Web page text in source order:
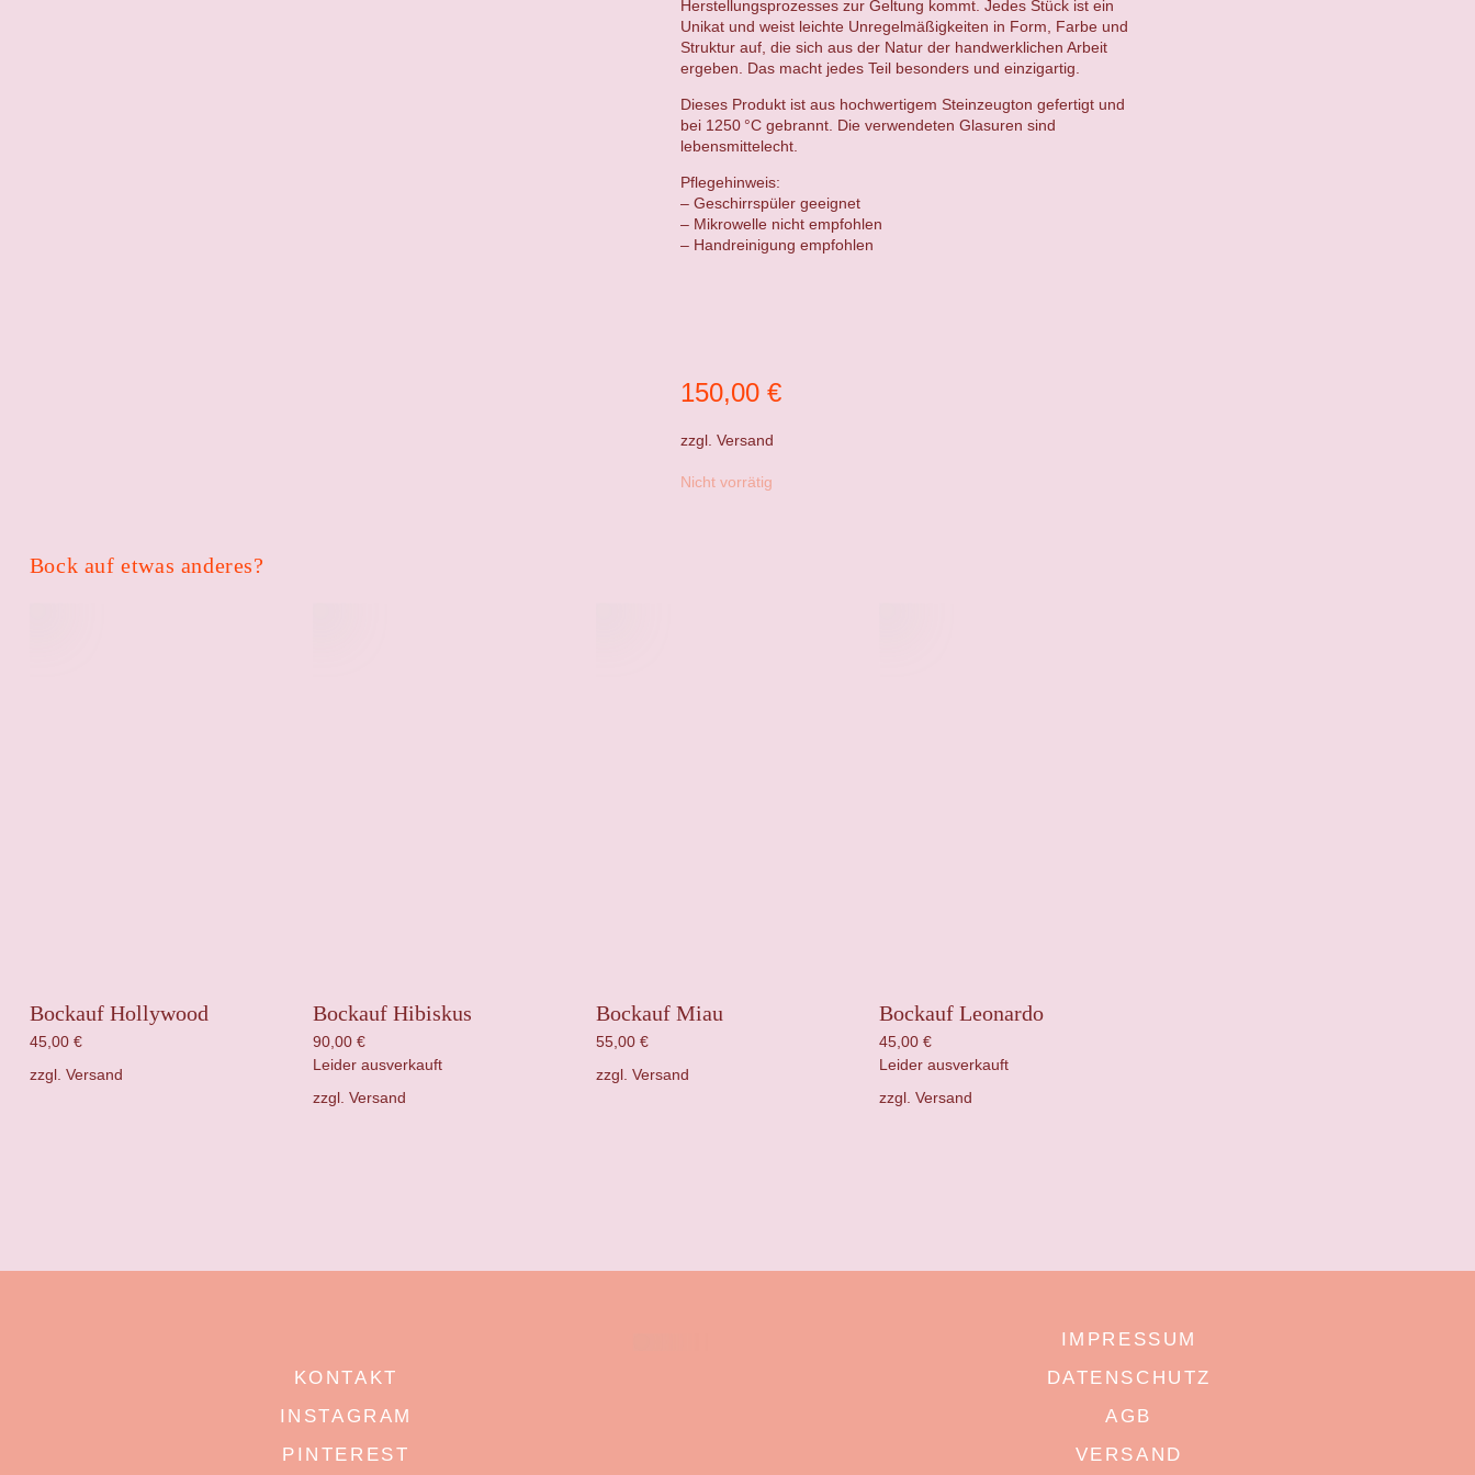
zzgl.Versand
150,00€
Nicht vorrätig
Herstellungsprozesses zur Geltung kommt. Jedes Stück ist ein
Unikat und weist leichte Unregelmäßigkeiten in Form, Farbe und
Struktur auf, die sich aus der Natur der handwerklichen Arbeit
ergeben. Das macht jedes Teil besonders und einzigartig.
Dieses Produkt ist aus hochwertigem Steinzeugton gefertigt und
bei 1250 °C gebrannt. Die verwendeten Glasuren sind
lebensmittelecht.
Pflegehinweis:
– Geschirrspüler geeignet
– Mikrowelle nicht empfohlen
– Handreinigung empfohlen
Bock auf etwas anderes?
Bockauf Hollywood
45,00 €
zzgl. Versand
Bockauf Hibiskus
90,00 €
Leider ausverkauft
zzgl. Versand
Bockauf Miau
55,00 €
zzgl. Versand
Bockauf Leonardo
45,00€
Leider ausverkauft
zzgl.Versand
KONTAKT
INSTAGRAM
PINTEREST
IMPRESSUM
DATENSCHUTZ
AGB
VERSAND